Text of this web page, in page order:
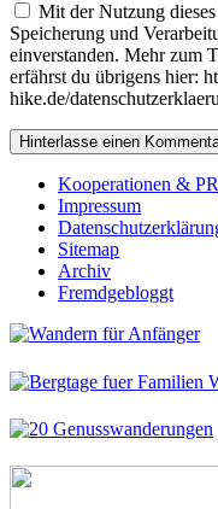
Mit der Nutzung
Speicherung und
einverstanden. Mehr zum
erfährst du übrigens hier:
hike.de/
Kooperationen & PR
Impressum
Sitemap
Archiv
Fremdgebloggt